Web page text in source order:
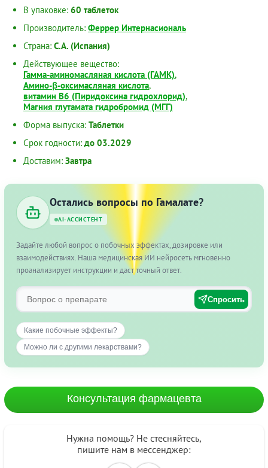
В упаковке: 60 таблеток
Производитель: Феррер Интернасиональ
Страна: С.А. (Испания)
Действующее вещество:
Гамма-аминомасляная кислота (ГАМК),
Амино-β-оксимасляная кислота,
витамин В6 (Пиридоксина гидрохлорид),
Магния глутамата гидробромид (МГГ)
Форма выпуска: Таблетки
Срок годности: до 03.2029
Доставим: Завтра
Остались вопросы по Гамалате?
AI-АССИСТЕНТ
Задайте любой вопрос о побочных эффектах, дозировке или
взаимодействиях. Наша медицинская ИИ нейросеть мгновенно
проанализирует инструкции и даст точный ответ.
Спросить
Какие побочные эффекты?
Можно ли с другими лекарствами?
Консультация фармацевта
Нужна помощь? Не стесняйтесь,
пишите нам в мессенджер: